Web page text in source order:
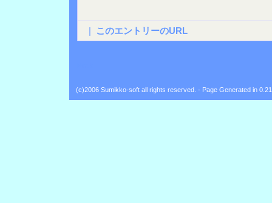
| このエントリーのURL
(c)2006 Sumikko-soft all rights reserved. - Page Generated in